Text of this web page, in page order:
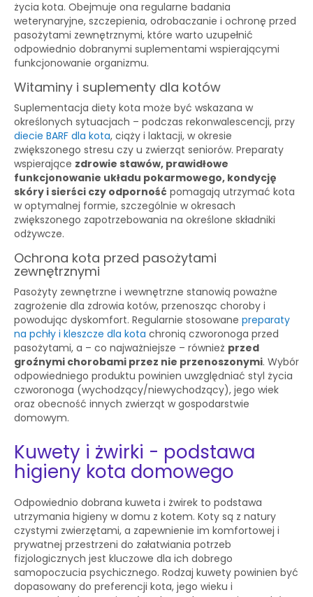
życia kota. Obejmuje ona regularne badania
weterynaryjne, szczepienia, odrobaczanie i ochronę przed
pasożytami zewnętrznymi, które warto uzupełnić
odpowiednio dobranymi suplementami wspierającymi
funkcjonowanie organizmu.
Witaminy i suplementy dla kotów
Suplementacja diety kota może być wskazana w
określonych sytuacjach – podczas rekonwalescencji, przy
diecie BARF dla kota, ciąży i laktacji, w okresie
zwiększonego stresu czy u zwierząt seniorów. Preparaty
wspierające zdrowie stawów, prawidłowe
funkcjonowanie układu pokarmowego, kondycję
skóry i sierści czy odporność pomagają utrzymać kota
w optymalnej formie, szczególnie w okresach
zwiększonego zapotrzebowania na określone składniki
odżywcze.
Ochrona kota przed pasożytami
zewnętrznymi
Pasożyty zewnętrzne i wewnętrzne stanowią poważne
zagrożenie dla zdrowia kotów, przenosząc choroby i
powodując dyskomfort. Regularnie stosowane preparaty
na pchły i kleszcze dla kota chronią czworonoga przed
pasożytami, a – co najważniejsze – również przed
groźnymi chorobami przez nie przenoszonymi. Wybór
odpowiedniego produktu powinien uwzględniać styl życia
czworonoga (wychodzący/niewychodzący), jego wiek
oraz obecność innych zwierząt w gospodarstwie
domowym.
Kuwety i żwirki - podstawa
higieny kota domowego
Odpowiednio dobrana kuweta i żwirek to podstawa
utrzymania higieny w domu z kotem. Koty są z natury
czystymi zwierzętami, a zapewnienie im komfortowej i
prywatnej przestrzeni do załatwiania potrzeb
fizjologicznych jest kluczowe dla ich dobrego
samopoczucia psychicznego. Rodzaj kuwety powinien być
dopasowany do preferencji kota, jego wieku i